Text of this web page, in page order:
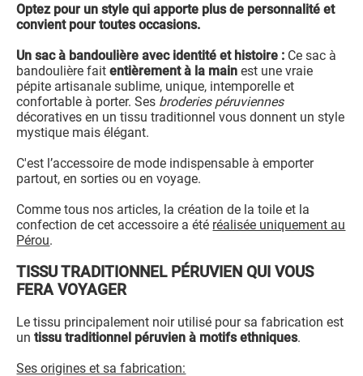
Optez pour un style qui apporte plus de personnalité et
convient pour toutes occasions.
Un sac à bandoulière avec identité et histoire : Ce sac à
bandoulière faitentièrement à la main est une vraie
pépite artisanale sublime, unique, intemporelle et
confortable à porter. Ses broderies péruviennes
décoratives en un tissu traditionnel vous donnent un style
mystique mais élégant.
C'est l’accessoire de mode indispensable à emporter
partout, en sorties ou en voyage.
Comme tous nos articles, la création de la toile et la
confection de cet accessoire a été réalisée uniquement au
Pérou.
TISSU TRADITIONNEL PÉRUVIEN QUI VOUS
FERA VOYAGER
Le tissu principalement noir utilisé pour sa fabrication est
untissu traditionnel péruvien à motifs ethniques.
Ses origines et sa fabrication: